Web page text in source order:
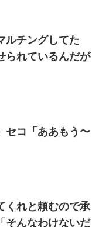
ルチングしてた
られているんだが
セコ「ああもう〜
くれと頼むので承
そんなわけないだ